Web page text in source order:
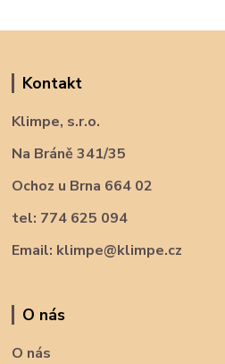
Kontakt
Klimpe, s.r.o.
Na Bráně 341/35
Ochoz u Brna 664 02
tel: 774 625 094
Email: klimpe@klimpe.cz
O nás
O nás